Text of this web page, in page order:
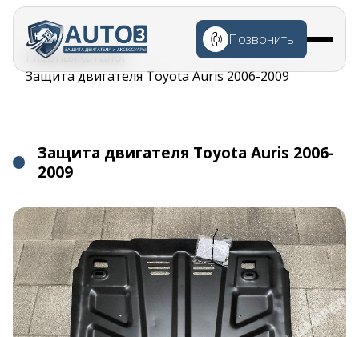
Перейти к
основному
содержанию
Позвонить
Строка
навигации
ГлавнаяКаталог
Защита двигателя Toyota Auris 2006-2009
Защита двигателя Toyota Auris 2006-
2009